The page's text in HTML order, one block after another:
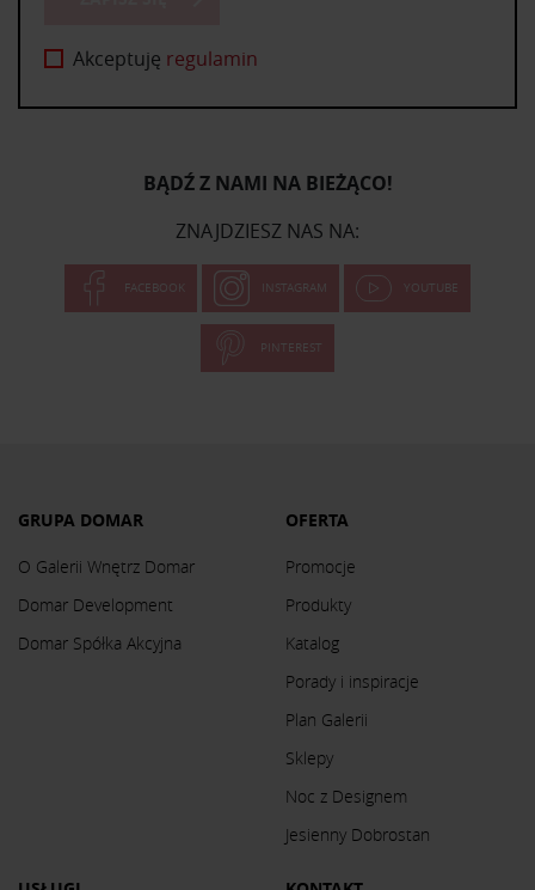
Akceptuję regulamin
BĄDŹ Z NAMI NA BIEŻĄCO!
ZNAJDZIESZ NAS NA:
FACEBOOK INSTAGRAM YOUTUBE
PINTEREST
GRUPA DOMAR
O Galerii Wnętrz Domar
Domar Development
Domar Spółka Akcyjna
OFERTA
Promocje
Produkty
Katalog
Porady i inspiracje
Plan Galerii
Sklepy
Noc z Designem
Jesienny Dobrostan